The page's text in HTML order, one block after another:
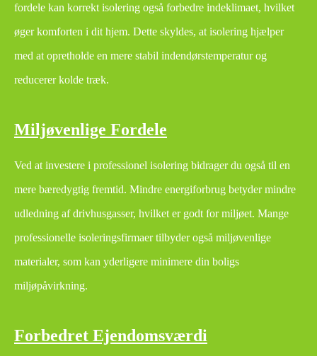
fordele kan korrekt isolering også forbedre indeklimaet, hvilket
øger komforten i dit hjem. Dette skyldes, at isolering hjælper
med at opretholde en mere stabil indendørstemperatur og
reducerer kolde træk.
Miljøvenlige Fordele
Ved at investere i professionel isolering bidrager du også til en
mere bæredygtig fremtid. Mindre energiforbrug betyder mindre
udledning af drivhusgasser, hvilket er godt for miljøet. Mange
professionelle isoleringsfirmaer tilbyder også miljøvenlige
materialer, som kan yderligere minimere din boligs
miljøpåvirkning.
Forbedret Ejendomsværdi